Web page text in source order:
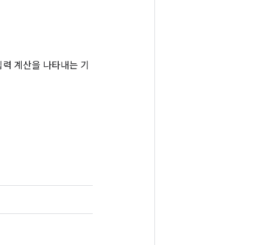
계산을 나타내는 기